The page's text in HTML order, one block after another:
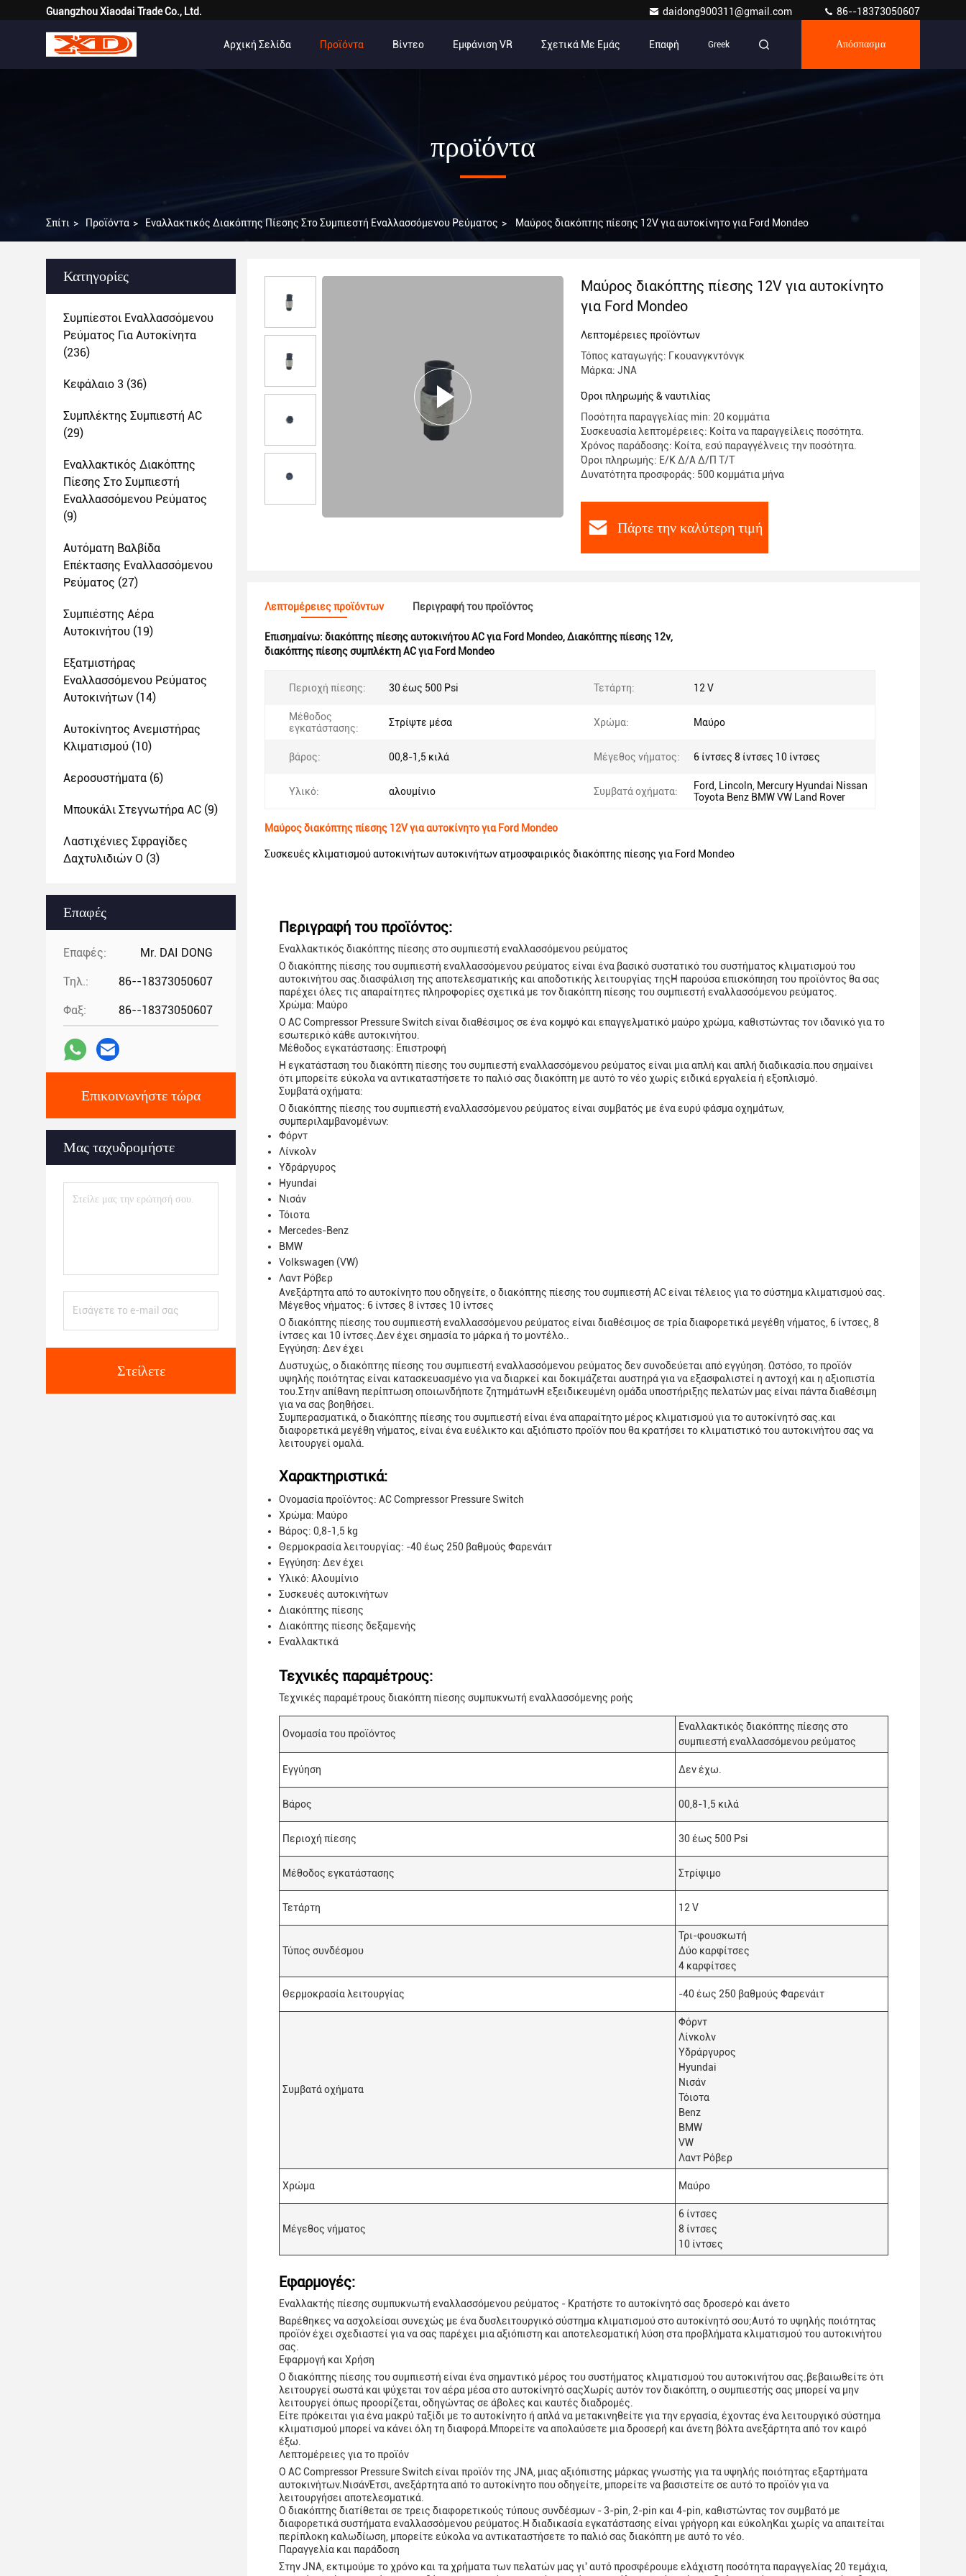
Guangzhou Xiaodai Trade Co., Ltd. daidong900311@gmail.com 86--18373050607
Αρχική Σελίδα Προϊόντα Βίντεο Εμφάνιση VR Σχετικά Με Εμάς Επαφή Greek Απόσπασμα
προϊόντα
Σπίτι > Προϊόντα > Εναλλακτικός Διακόπτης Πίεσης Στο Συμπιεστή Εναλλασσόμενου Ρεύματος > Μαύρος διακόπτης πίεσης 12V για αυτοκίνητο για Ford Mondeo
Κατηγορίες
Συμπίεστοι Εναλλασσόμενου
Ρεύματος Για Αυτοκίνητα
(236)
Κεφάλαιο 3 (36)
Συμπλέκτης Συμπιεστή AC
(29)
Εναλλακτικός Διακόπτης
Πίεσης Στο Συμπιεστή
Εναλλασσόμενου Ρεύματος
(9)
Αυτόματη Βαλβίδα
Επέκτασης Εναλλασσόμενου
Ρεύματος (27)
Συμπιέστης Αέρα
Αυτοκινήτου (19)
Εξατμιστήρας
Εναλλασσόμενου Ρεύματος
Αυτοκινήτων (14)
Αυτοκίνητος Ανεμιστήρας
Κλιματισμού (10)
Αεροσυστήματα (6)
Μπουκάλι Στεγνωτήρα AC (9)
Λαστιχένιες Σφραγίδες
Δαχτυλιδιών Ο (3)
Επαφές
Επαφές: Mr. DAI DONG
Τηλ.: 86--18373050607
Φαξ: 86--18373050607
Επικοινωνήστε τώρα
Μας ταχυδρομήστε
Στείλετε
Μαύρος διακόπτης πίεσης 12V για αυτοκίνητο
για Ford Mondeo
Λεπτομέρειες προϊόντων
Τόπος καταγωγής: Γκουανγκντόνγκ
Μάρκα: JNA
Όροι πληρωμής & ναυτιλίας
Ποσότητα παραγγελίας min: 20 κομμάτια
Συσκευασία λεπτομέρειες: Κοίτα να παραγγείλεις ποσότητα.
Χρόνος παράδοσης: Κοίτα, εσύ παραγγέλνεις την ποσότητα.
Όροι πληρωμής: Ε/Κ Δ/Α Δ/Π Τ/Τ
Δυνατότητα προσφοράς: 500 κομμάτια μήνα
Πάρτε την καλύτερη τιμή
Λεπτομέρειες προϊόντων Περιγραφή του προϊόντος
Επισημαίνω: διακόπτης πίεσης αυτοκινήτου AC για Ford Mondeo,Διακόπτης πίεσης 12v,
διακόπτης πίεσης συμπλέκτη AC για Ford Mondeo
Περιοχή πίεσης: 30 έως 500 Psi Τετάρτη: 12 V
Μέθοδος
εγκατάστασης:
Στρίψτε μέσα Χρώμα: Μαύρο
βάρος: 00,8-1,5 κιλά Μέγεθος νήματος: 6 ίντσες 8 ίντσες 10 ίντσες
Υλικό: αλουμίνιο Συμβατά οχήματα:
Ford, Lincoln, Mercury Hyundai Nissan
Toyota Benz BMW VW Land Rover
Μαύρος διακόπτης πίεσης 12V για αυτοκίνητο για Ford Mondeo
Συσκευές κλιματισμού αυτοκινήτων αυτοκινήτων ατμοσφαιρικός διακόπτης πίεσης για Ford Mondeo
Περιγραφή του προϊόντος:
Εναλλακτικός διακόπτης πίεσης στο συμπιεστή εναλλασσόμενου ρεύματος
Ο διακόπτης πίεσης του συμπιεστή εναλλασσόμενου ρεύματος είναι ένα βασικό συστατικό του συστήματος κλιματισμού του
αυτοκινήτου σας.διασφάλιση της αποτελεσματικής και αποδοτικής λειτουργίας τηςΗ παρούσα επισκόπηση του προϊόντος θα σας
παρέχει όλες τις απαραίτητες πληροφορίες σχετικά με τον διακόπτη πίεσης του συμπιεστή εναλλασσόμενου ρεύματος.
Χρώμα: Μαύρο
Ο AC Compressor Pressure Switch είναι διαθέσιμος σε ένα κομψό και επαγγελματικό μαύρο χρώμα, καθιστώντας τον ιδανικό για το
εσωτερικό κάθε αυτοκινήτου.
Μέθοδος εγκατάστασης: Επιστροφή
Η εγκατάσταση του διακόπτη πίεσης του συμπιεστή εναλλασσόμενου ρεύματος είναι μια απλή και απλή διαδικασία.που σημαίνει
ότι μπορείτε εύκολα να αντικαταστήσετε το παλιό σας διακόπτη με αυτό το νέο χωρίς ειδικά εργαλεία ή εξοπλισμό.
Συμβατά οχήματα:
Ο διακόπτης πίεσης του συμπιεστή εναλλασσόμενου ρεύματος είναι συμβατός με ένα ευρύ φάσμα οχημάτων,
συμπεριλαμβανομένων:
Φόρντ
Λίνκολν
Υδράργυρος
Hyundai
Νισάν
Τόιοτα
Mercedes-Benz
BMW
Volkswagen (VW)
Λαντ Ρόβερ
Ανεξάρτητα από το αυτοκίνητο που οδηγείτε, ο διακόπτης πίεσης του συμπιεστή AC είναι τέλειος για το σύστημα κλιματισμού σας.
Μέγεθος νήματος: 6 ίντσες 8 ίντσες 10 ίντσες
Ο διακόπτης πίεσης του συμπιεστή εναλλασσόμενου ρεύματος είναι διαθέσιμος σε τρία διαφορετικά μεγέθη νήματος, 6 ίντσες, 8
ίντσες και 10 ίντσες.Δεν έχει σημασία το μάρκα ή το μοντέλο..
Εγγύηση: Δεν έχει
Δυστυχώς, ο διακόπτης πίεσης του συμπιεστή εναλλασσόμενου ρεύματος δεν συνοδεύεται από εγγύηση. Ωστόσο, το προϊόν
υψηλής ποιότητας είναι κατασκευασμένο για να διαρκεί και δοκιμάζεται αυστηρά για να εξασφαλιστεί η αντοχή και η αξιοπιστία
του.Στην απίθανη περίπτωση οποιωνδήποτε ζητημάτωνΗ εξειδικευμένη ομάδα υποστήριξης πελατών μας είναι πάντα διαθέσιμη
για να σας βοηθήσει.
Συμπερασματικά, ο διακόπτης πίεσης του συμπιεστή είναι ένα απαραίτητο μέρος κλιματισμού για το αυτοκίνητό σας.και
διαφορετικά μεγέθη νήματος, είναι ένα ευέλικτο και αξιόπιστο προϊόν που θα κρατήσει το κλιματιστικό του αυτοκινήτου σας να
λειτουργεί ομαλά.
Χαρακτηριστικά:
Ονομασία προϊόντος: AC Compressor Pressure Switch
Χρώμα: Μαύρο
Βάρος: 0,8-1,5 kg
Θερμοκρασία λειτουργίας: -40 έως 250 βαθμούς Φαρενάιτ
Εγγύηση: Δεν έχει
Υλικό: Αλουμίνιο
Συσκευές αυτοκινήτων
Διακόπτης πίεσης
Διακόπτης πίεσης δεξαμενής
Εναλλακτικά
Τεχνικές παραμέτρους:
Τεχνικές παραμέτρους διακόπτη πίεσης συμπυκνωτή εναλλασσόμενης ροής
Ονομασία του προϊόντος
Εναλλακτικός διακόπτης πίεσης στο
συμπιεστή εναλλασσόμενου ρεύματος
Εγγύηση Δεν έχω.
Βάρος 00,8-1,5 κιλά
Περιοχή πίεσης 30 έως 500 Psi
Μέθοδος εγκατάστασης Στρίψιμο
Τετάρτη 12 V
Τύπος συνδέσμου
Τρι-φουσκωτή
Δύο καρφίτσες
4 καρφίτσες
Θερμοκρασία λειτουργίας -40 έως 250 βαθμούς Φαρενάιτ
Συμβατά οχήματα
Φόρντ
Λίνκολν
Υδράργυρος
Hyundai
Νισάν
Τόιοτα
Benz
BMW
VW
Λαντ Ρόβερ
Χρώμα Μαύρο
Μέγεθος νήματος
6 ίντσες
8 ίντσες
10 ίντσες
Εφαρμογές:
Εναλλακτής πίεσης συμπυκνωτή εναλλασσόμενου ρεύματος - Κρατήστε το αυτοκίνητό σας δροσερό και άνετο
Βαρέθηκες να ασχολείσαι συνεχώς με ένα δυσλειτουργικό σύστημα κλιματισμού στο αυτοκίνητό σου;Αυτό το υψηλής ποιότητας
προϊόν έχει σχεδιαστεί για να σας παρέχει μια αξιόπιστη και αποτελεσματική λύση στα προβλήματα κλιματισμού του αυτοκινήτου
σας.
Εφαρμογή και Χρήση
Ο διακόπτης πίεσης του συμπιεστή είναι ένα σημαντικό μέρος του συστήματος κλιματισμού του αυτοκινήτου σας.βεβαιωθείτε ότι
λειτουργεί σωστά και ψύχεται τον αέρα μέσα στο αυτοκίνητό σαςΧωρίς αυτόν τον διακόπτη, ο συμπιεστής σας μπορεί να μην
λειτουργεί όπως προορίζεται, οδηγώντας σε άβολες και καυτές διαδρομές.
Είτε πρόκειται για ένα μακρύ ταξίδι με το αυτοκίνητο ή απλά να μετακινηθείτε για την εργασία, έχοντας ένα λειτουργικό σύστημα
κλιματισμού μπορεί να κάνει όλη τη διαφορά.Μπορείτε να απολαύσετε μια δροσερή και άνετη βόλτα ανεξάρτητα από τον καιρό
έξω.
Λεπτομέρειες για το προϊόν
Ο AC Compressor Pressure Switch είναι προϊόν της JNA, μιας αξιόπιστης μάρκας γνωστής για τα υψηλής ποιότητας εξαρτήματα
αυτοκινήτων.ΝισάνΈτσι, ανεξάρτητα από το αυτοκίνητο που οδηγείτε, μπορείτε να βασιστείτε σε αυτό το προϊόν για να
λειτουργήσει αποτελεσματικά.
Ο διακόπτης διατίθεται σε τρεις διαφορετικούς τύπους συνδέσμων - 3-pin, 2-pin και 4-pin, καθιστώντας τον συμβατό με
διαφορετικά συστήματα εναλλασσόμενου ρεύματος.Η διαδικασία εγκατάστασης είναι γρήγορη και εύκοληΚαι χωρίς να απαιτείται
περίπλοκη καλωδίωση, μπορείτε εύκολα να αντικαταστήσετε το παλιό σας διακόπτη με αυτό το νέο.
Παραγγελία και παράδοση
Στην JNA, εκτιμούμε το χρόνο και τα χρήματα των πελατών μας γι' αυτό προσφέρουμε ελάχιστη ποσότητα παραγγελίας 20 τεμάχια,